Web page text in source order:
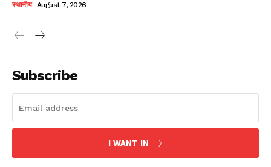
स्थानीय August 7, 2026
Subscribe
I WANT IN